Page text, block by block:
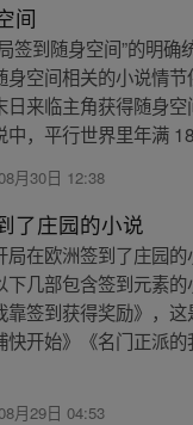
间
签到随身空间”的明确
身空间相关的小说情
日来临主角获得随身
中，平行世界里年满
月30日 12:38
了庄园的小说
局在欧洲签到了庄园
几部包含签到元素的
靠签到获得奖励》，
快开始》《名门正派
月29日 04:53